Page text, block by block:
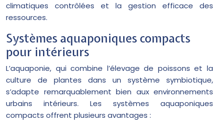
climatiques contrôlées et la gestion efficace des
ressources.
Systèmes aquaponiques compacts
pour intérieurs
L’aquaponie, qui combine l’élevage de poissons et la
culture de plantes dans un système symbiotique,
s’adapte remarquablement bien aux environnements
urbains intérieurs. Les systèmes aquaponiques
compacts offrent plusieurs avantages :